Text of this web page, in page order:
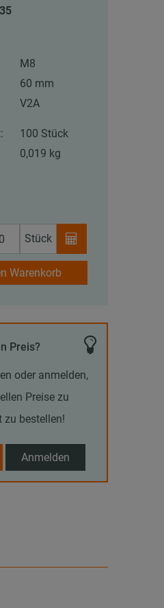
M8
60 mm
V2A
100 Stück
0,019 kg
Stück
Warenkorb
Preis?
oder anmelden,
Preise zu
zu bestellen!
Anmelden